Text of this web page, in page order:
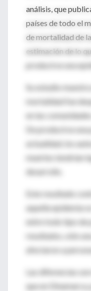
análisis, que
países de todo el
de mortalidad de
estimación de lo
producirse una
Su estudio
mortalidad fue
en las
De producirse
actualidad, los
muertes tendrían
desarrollo.
Este resultado
aquella epidemia
entre todo tipo de
resultados, sólo
afectaron a
Las diferencias
que en